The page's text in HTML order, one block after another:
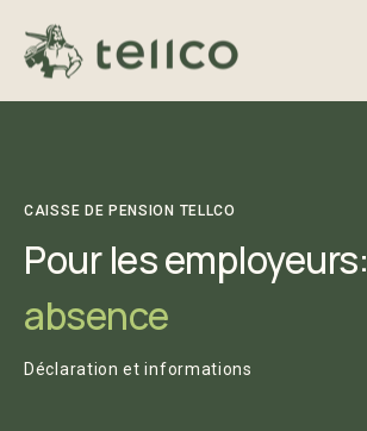
CAISSE DE PENSION TELLCO
Pour les employeurs:
absence
Déclaration et informations